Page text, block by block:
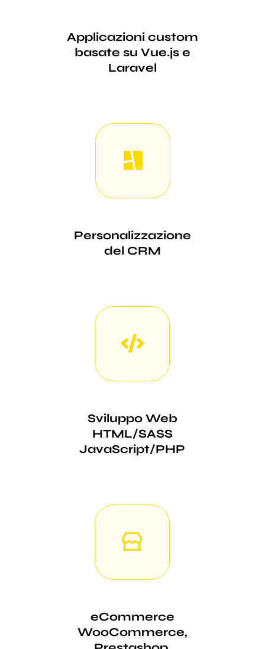
Applicazioni custom
basate su Vue.js e
Laravel
Personalizzazione
del CRM
Sviluppo Web
HTML/SASS
JavaScript/PHP
eCommerce
WooCommerce,